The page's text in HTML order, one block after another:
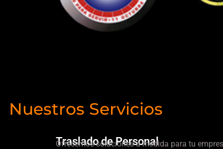
Nuestros Servicios
Traslado de Personal
Ofrecemos soluciones a medida para tu